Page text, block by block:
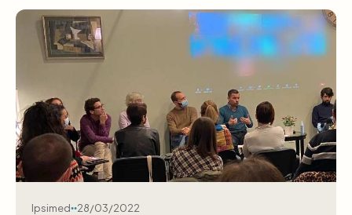
Ipsimed 28/03/2022